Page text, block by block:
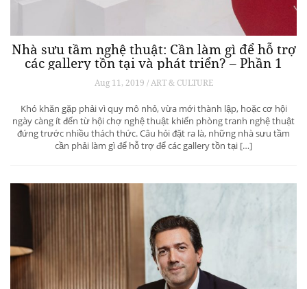
Nhà sưu tầm nghệ thuật: Cần làm gì để hỗ trợ
các gallery tồn tại và phát triển? – Phần 1
Aug 11, 2019 / ART & CULTURE
Khó khăn gặp phải vì quy mô nhỏ, vừa mới thành lập, hoặc cơ hội
ngày càng ít đến từ hội chợ nghệ thuật khiến phòng tranh nghệ thuật
đứng trước nhiều thách thức. Câu hỏi đặt ra là, những nhà sưu tầm
cần phải làm gì để hỗ trợ để các gallery tồn tại […]